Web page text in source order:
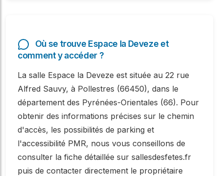
Où se trouve Espace la Deveze et
comment y accéder ?
La salle Espace la Deveze est située au 22 rue
Alfred Sauvy, à Pollestres (66450), dans le
département des Pyrénées-Orientales (66). Pour
obtenir des informations précises sur le chemin
d'accès, les possibilités de parking et
l'accessibilité PMR, nous vous conseillons de
consulter la fiche détaillée sur sallesdesfetes.fr
puis de contacter directement le propriétaire